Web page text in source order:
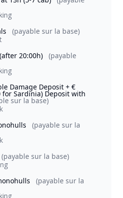
(payable sur la base)
20:00h)
(payable
Damage Deposit + €
for Sardinia) Deposit with
sur la base)
(payable sur la
(payable sur la base)
(payable sur la